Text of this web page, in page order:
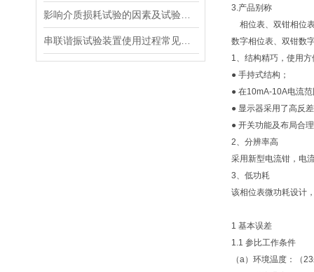
3.产品别称
相位表、双钳相位
数字相位表、双钳数
1、结构精巧，使用方
● 手持式结构；
● 在10mA-10A电流
● 显示器采用了高反
● 开关功能及布局合
2、分辨率高
采用新型电流钳，电
3、低功耗
该相位表微功耗设计
1 基本误差
1.1 参比工作条件
（a）环境温度：（